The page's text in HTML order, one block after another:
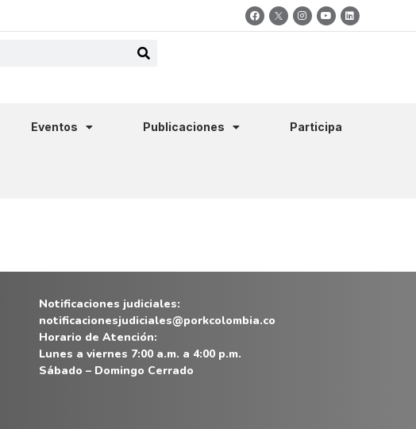
Eventos Publicaciones
Participa
Notificaciones judiciales:
notificacionesjudiciales@porkcolombia.co
Horario de Atención:
Lunes a viernes 7:00 a.m. a 4:00 p.m.
Sábado – Domingo Cerrado